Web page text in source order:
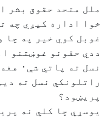
ملل متحد حقوق بشر
خوا اداره کيږي چه
غوبل کوي خير په چا
ددي حقونو غوښتنو
نسل
راتلونکي نسل ته
پريښود؟
يوسړي چا کلي نه